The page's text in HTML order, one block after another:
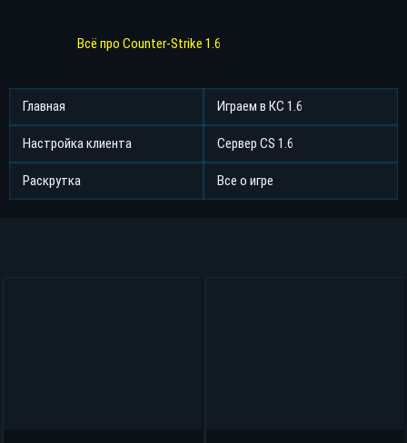
Всё про Counter-Strike 1.6
Главная Играем в КС 1.6
Настройка клиента Сервер CS 1.6
Раскрутка Все о игре